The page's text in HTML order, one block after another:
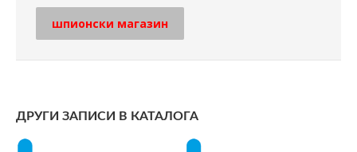
шпионски магазин
ДРУГИ ЗАПИСИ В КАТАЛОГА